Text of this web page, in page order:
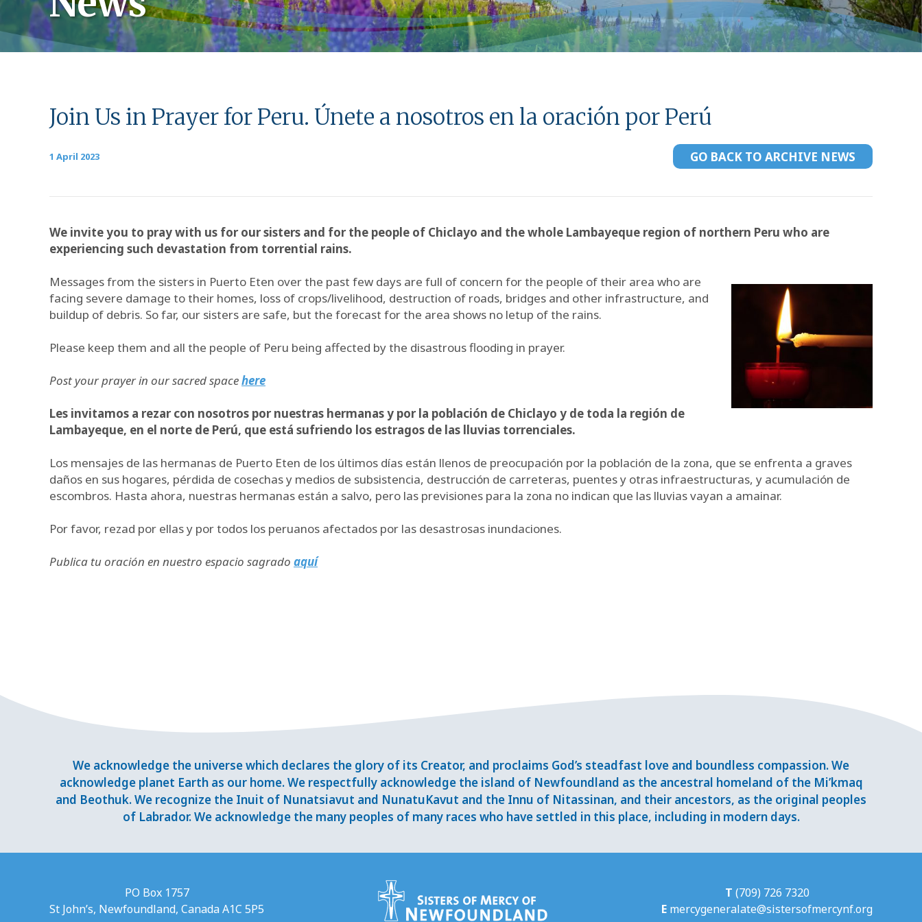
Join Us in Prayer for Peru. Únete a nosotros en la oración por Perú
1 April 2023 GO BACK TO ARCHIVE NEWS
We invite you to pray with us for our sisters and for the people of Chiclayo and the whole Lambayeque region of northern Peru who are
experiencing such devastation from torrential rains.
Messages from the sisters in Puerto Eten over the past few days are full of concern for the people of their area who are
facing severe damage to their homes, loss of crops/livelihood, destruction of roads, bridges and other infrastructure, and
buildup of debris. So far, our sisters are safe, but the forecast for the area shows no letup of the rains.
Please keep them and all the people of Peru being affected by the disastrous flooding in prayer.
Post your prayer in our sacred spacehere
Les invitamos a rezar con nosotros por nuestras hermanas y por la población de Chiclayo y de toda la región de
Lambayeque, en el norte de Perú, que está sufriendo los estragos de las lluvias torrenciales.
Los mensajes de las hermanas de Puerto Eten de los últimos días están llenos de preocupación por la población de la zona, que se enfrenta a graves
daños en sus hogares, pérdida de cosechas y medios de subsistencia, destrucción de carreteras, puentes y otras infraestructuras, y acumulación de
escombros. Hasta ahora, nuestras hermanas están a salvo, pero las previsiones para la zona no indican que las lluvias vayan a amainar.
Por favor, rezad por ellas y por todos los peruanos afectados por las desastrosas inundaciones.
Publica tu oración en nuestro espacio sagrado aquí
We acknowledge the universe which declares the glory of its Creator, and proclaims God’s steadfast love and boundless compassion. We
acknowledge planet Earth as our home. We respectfully acknowledge the island of Newfoundland as the ancestral homeland of the Mi’kmaq
and Beothuk. We recognize the Inuit of Nunatsiavut and NunatuKavut and the Innu of Nitassinan, and their ancestors, as the original peoples
of Labrador. We acknowledge the many peoples of many races who have settled in this place, including in modern days.
PO Box 1757
St John’s, Newfoundland, Canada A1C 5P5
T (709) 726 7320
E mercygeneralate@sistersofmercynf.org